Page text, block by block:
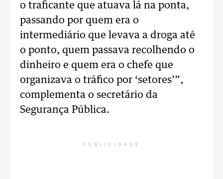
o traficante que atuava lá na ponta,
passando por quem era o
intermediário que levava a droga até
o ponto, quem passava recolhendo o
dinheiro e quem era o chefe que
organizava o tráfico por ‘setores’”,
complementa o secretário da
Segurança Pública.
PUBLICIDADE